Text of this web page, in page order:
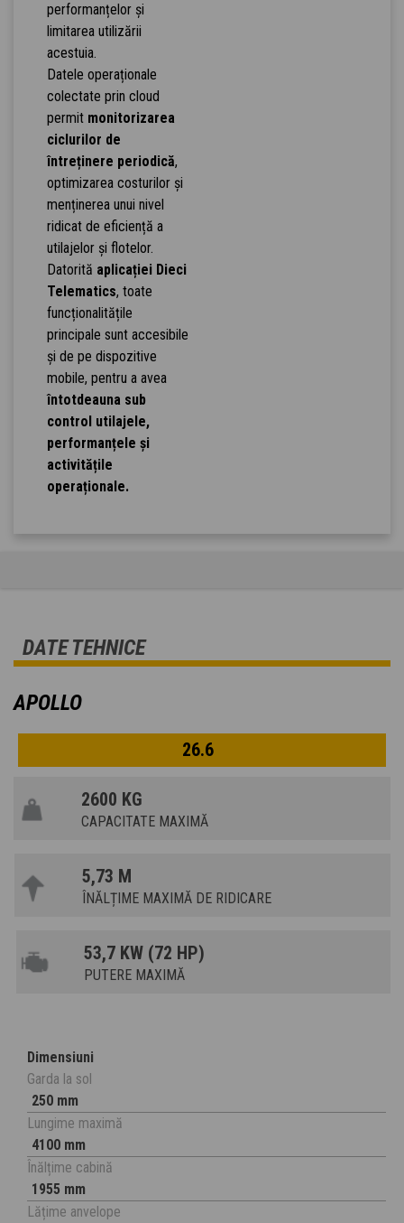
performanțelor și
limitarea utilizării
acestuia.
Datele operaționale
colectate prin cloud
permit monitorizarea
ciclurilor de
întreținere periodică,
optimizarea costurilor și
menținerea unui nivel
ridicat de eficiență a
utilajelor și flotelor.
Datorită aplicației Dieci
Telematics, toate
funcționalitățile
principale sunt accesibile
și de pe dispozitive
mobile, pentru a avea
întotdeauna sub
control utilajele,
performanțele și
activitățile
operaționale.
DATE TEHNICE
APOLLO
26.6
2600 KG
CAPACITATE MAXIMĂ
5,73 M
ÎNĂLȚIME MAXIMĂ DE RIDICARE
53,7 KW (72 HP)
PUTERE MAXIMĂ
Dimensiuni
Garda la sol
250 mm
Lungime maximă
4100 mm
Înălțime cabină
1955 mm
Lățime anvelope